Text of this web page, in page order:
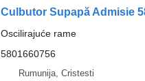
Culbutor Supapă Admisie
Oscilirajuće rame
5801660756
Rumunija, Cristesti